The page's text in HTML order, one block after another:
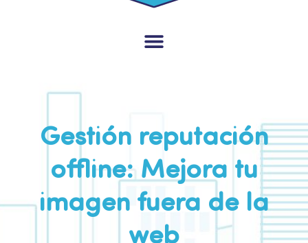
Gestión reputación
offline: Mejora tu
imagen fuera de la
web